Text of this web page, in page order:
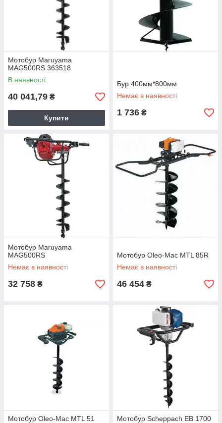
Мотобур Maruyama
MAG500RS 363518
В наявності
40 041,79 ₴
Купити
Бур 400мм*800мм
Немає в наявності
1 736 ₴
Мотобур Maruyama
MAG500RS
Немає в наявності
32 758 ₴
Мотобур Oleo-Mac MTL 85R
Немає в наявності
46 454 ₴
Мотобур Oleo-Mac MTL 51
Мотобур Scheppach EB 1700